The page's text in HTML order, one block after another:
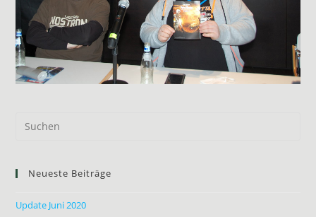
Neueste Beiträge
Update Juni 2020